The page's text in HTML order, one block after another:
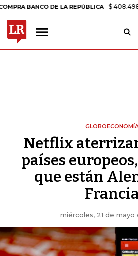
BANCO DE LA REPÚBLICA $ 408.498,97
GLOBOECONOMÍA
Netflix
países
que están
Francia
miércoles, 21 de mayo